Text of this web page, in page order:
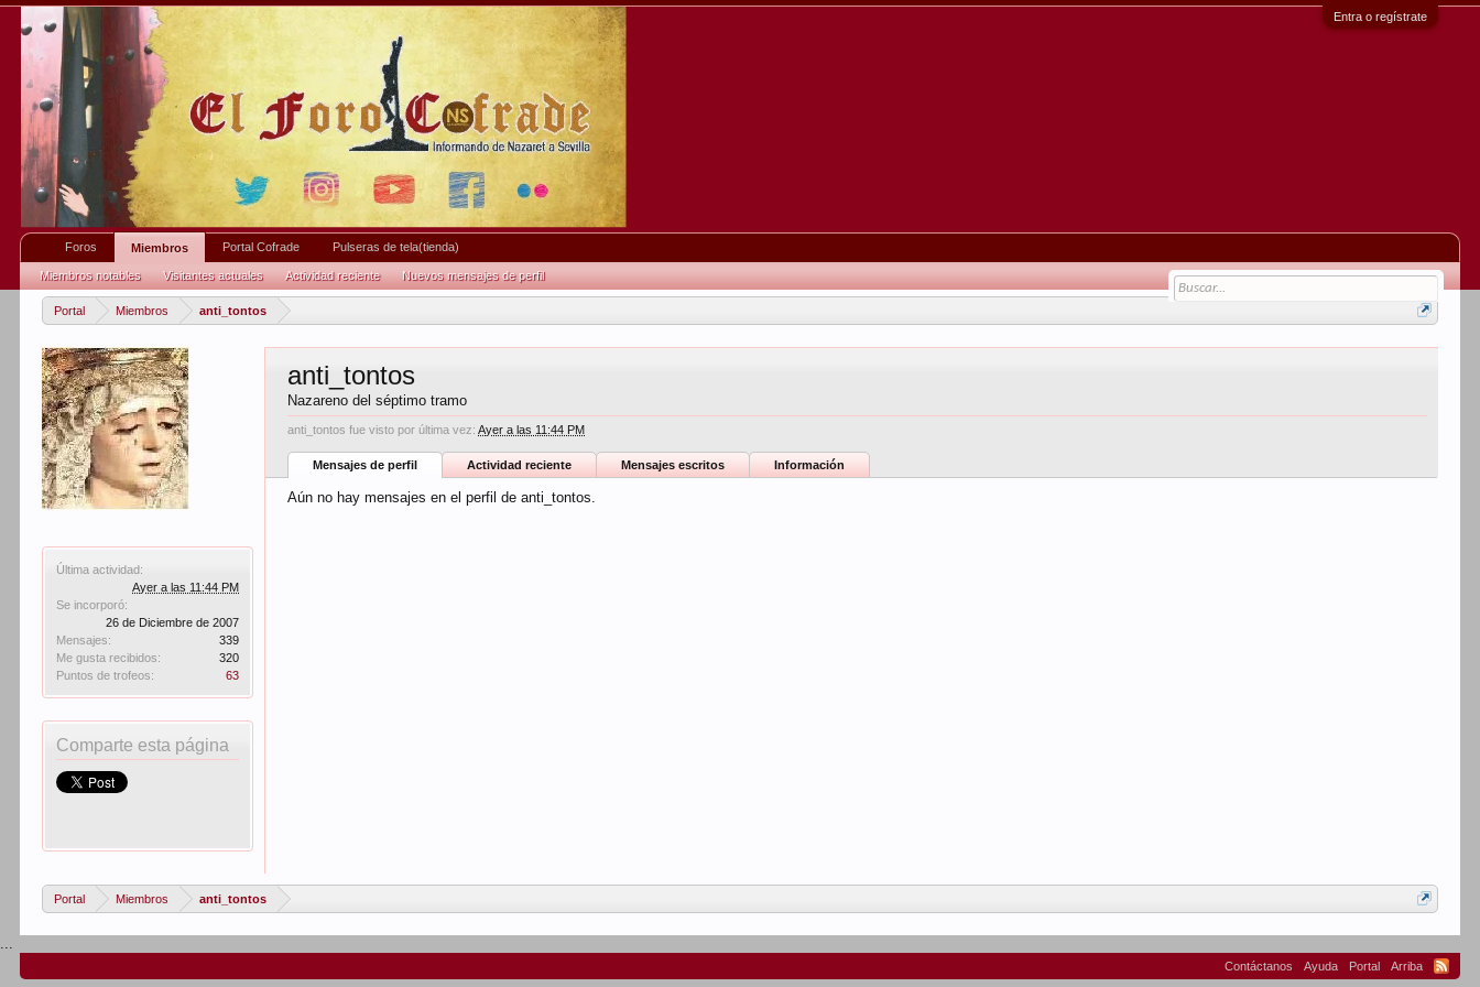
Entra o regístrate
Portal Miembros anti_tontos
Última actividad:
Ayer a las 11:44 PM
Se incorporó:
26 de Diciembre de 2007
Mensajes:
339
Me gusta recibidos:
320
Puntos de trofeos:
63
Comparte esta página
anti_tontos
Nazareno del séptimo tramo
anti_tontos fue visto por última vez: Ayer a las 11:44 PM
Mensajes de perfil Actividad reciente Mensajes escritos Información
Aún no hay mensajes en el perfil de anti_tontos.
Portal Miembros anti_tontos
Foros Miembros
Miembros notables Visitantes actuales Actividad reciente Nuevos mensajes de perfil
Portal Cofrade Pulseras de tela(tienda)
Contáctanos Ayuda Portal
Arriba